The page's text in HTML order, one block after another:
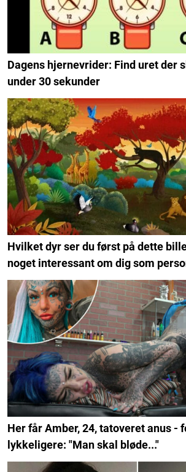
Dagens hjernevrider: Find uret der
under 30 sekunder
Hvilket dyr ser du først på dette
noget interessant om dig som
Her får Amber, 24, tatoveret anus -
lykkeligere: "Man skal bløde..."